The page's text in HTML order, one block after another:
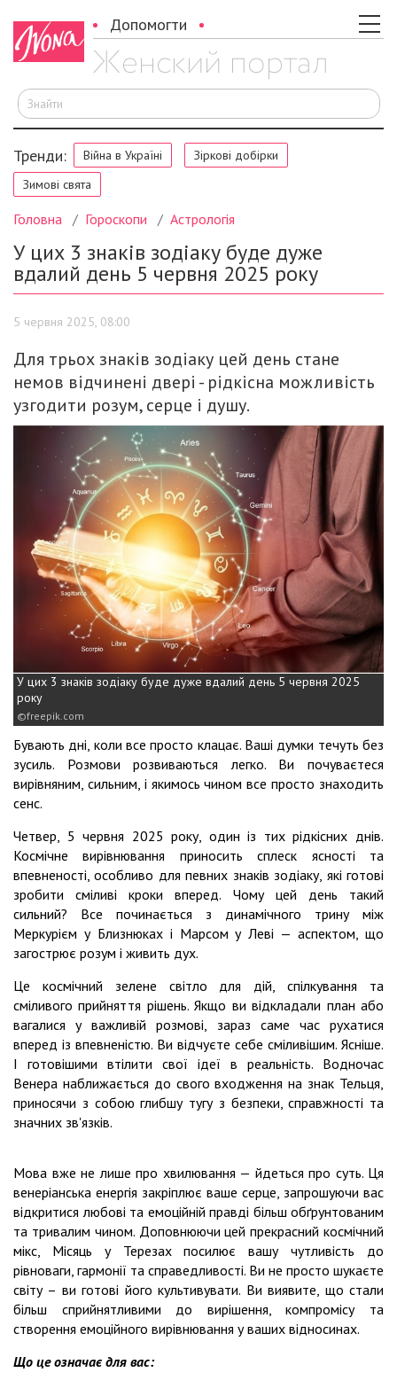
Допомогти
Тренди: Війна в Україні
Зіркові добірки
Зимові свята
Головна Гороскопи Астрологія
У цих 3 знаків зодіаку буде дуже
вдалий день 5 червня 2025 року
5 червня 2025, 08:00
Для трьох знаків зодіаку цей день стане
немов відчинені двері - рідкісна можливість
узгодити розум, серце і душу.
У цих 3 знаків зодіаку буде дуже вдалий день 5 червня 2025
року
freepik.com
Бувають дні, коли все просто клацає. Ваші думки течуть без
зусиль. Розмови розвиваються легко. Ви почуваєтеся
вирівняним, сильним, і якимось чином все просто знаходить
сенс.
Четвер, 5 червня 2025 року, один із тих рідкісних днів.
Космічне вирівнювання приносить сплеск ясності та
впевненості, особливо для певних знаків зодіаку, які готові
зробити сміливі кроки вперед. Чому цей день такий
сильний? Все починається з динамічного трину між
Меркурієм у Близнюках і Марсом у Леві — аспектом, що
загострює розум і живить дух.
Це космічний зелене світло для дій, спілкування та
сміливого прийняття рішень. Якщо ви відкладали план або
вагалися у важливій розмові, зараз саме час рухатися
вперед із впевненістю. Ви відчуєте себе сміливішим. Ясніше.
І готовішими втілити свої ідеї в реальність. Водночас
Венера наближається до свого входження на знак Тельця,
приносячи з собою глибшу тугу з безпеки, справжності та
значних зв'язків.
Мова вже не лише про хвилювання — йдеться про суть. Ця
венеріанська енергія закріплює ваше серце, запрошуючи вас
відкритися любові та емоційній правді більш обґрунтованим
та тривалим чином. Доповнюючи цей прекрасний космічний
мікс, Місяць у Терезах посилює вашу чутливість до
рівноваги, гармонії та справедливості. Ви не просто шукаєте
світу – ви готові його культивувати. Ви виявите, що стали
більш сприйнятливими до вирішення, компромісу та
створення емоційного вирівнювання у ваших відносинах.
Що це означає для вас: